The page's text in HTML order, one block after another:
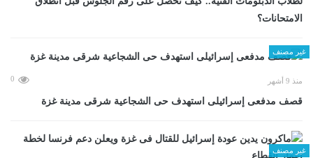
الامتحانات؟
غير مصنف
منذ 9 أشهر 0
قصف مدفعى إسرائيلى استهدف حى الشجاعية شرقى مدينة غزة
غير مصنف